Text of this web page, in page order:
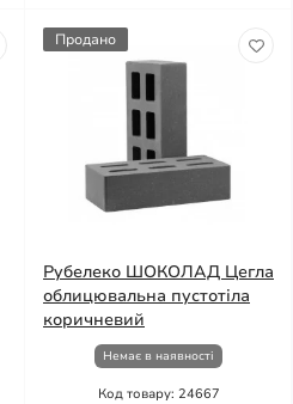
Продано
Рубелеко ШОКОЛАД Цегла
облицювальна пустотіла
коричневий
Немає в наявності
Код товару: 24667